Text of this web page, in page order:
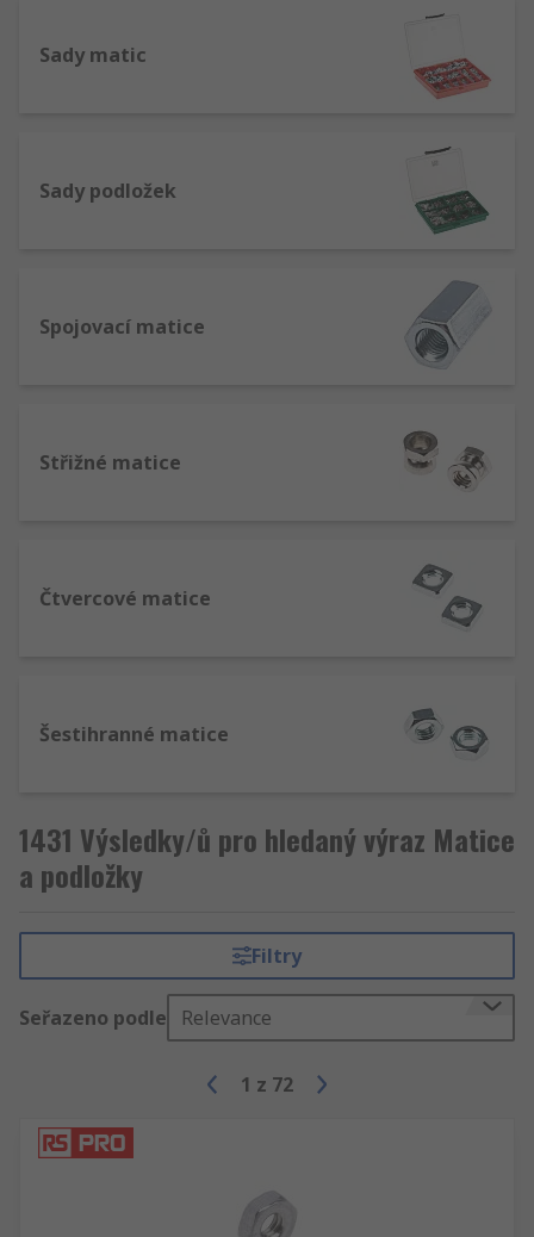
Sady matic
Sady podložek
Spojovací matice
Střižné matice
Čtvercové matice
Šestihranné matice
1431 Výsledky/ů pro hledaný výraz Matice
a podložky
Filtry
Seřazeno podle Relevance
1 z 72